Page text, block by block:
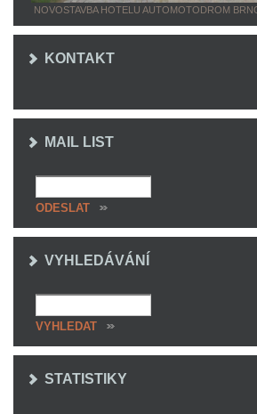
NOVOSTAVBA HOTELU AUTOMOTODROM
KONTAKT
MAIL LIST
VYHLEDÁVÁNÍ
STATISTIKY